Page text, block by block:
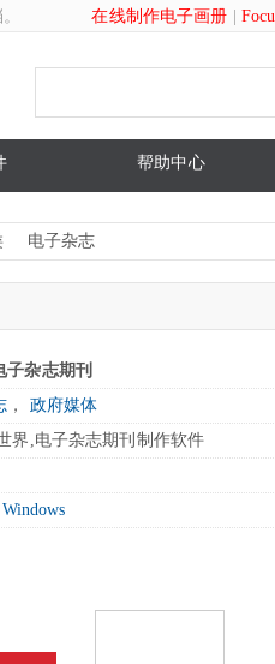
在线制作电子画册
帮助中心
电子杂志
子杂志期刊
， 政府媒体
界,电子杂志期刊制作软件